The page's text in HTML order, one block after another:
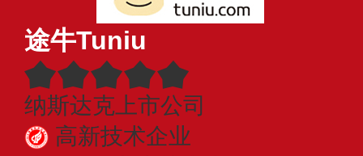
途牛Tuniu
纳斯达克上市公司
高新技术企业